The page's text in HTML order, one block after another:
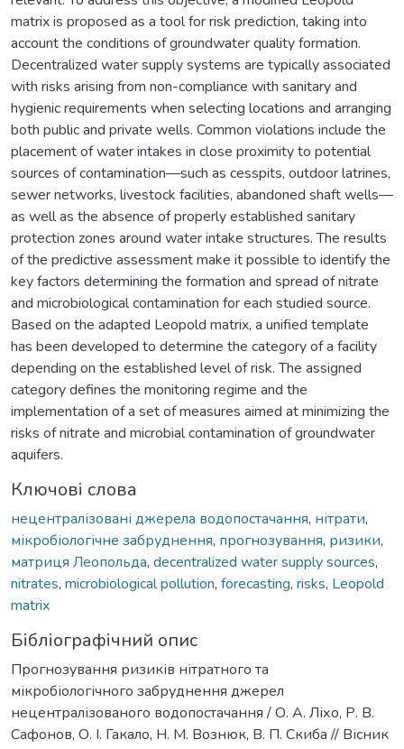
matrix is proposed as a tool for risk prediction, taking into
account the conditions of groundwater quality formation.
Decentralized water supply systems are typically associated
with risks arising from non-compliance with sanitary and
hygienic requirements when selecting locations and arranging
both public and private wells. Common violations include the
placement of water intakes in close proximity to potential
sources of contamination—such as cesspits, outdoor latrines,
sewer networks, livestock facilities, abandoned shaft wells—
as well as the absence of properly established sanitary
protection zones around water intake structures. The results
of the predictive assessment make it possible to identify the
key factors determining the formation and spread of nitrate
and microbiological contamination for each studied source.
Based on the adapted Leopold matrix, a unified template
has been developed to determine the category of a facility
depending on the established level of risk. The assigned
category defines the monitoring regime and the
implementation of a set of measures aimed at minimizing the
risks of nitrate and microbial contamination of groundwater
aquifers.
Ключові слова
нецентралізовані джерела водопостачання, нітрати,
мікробіологічне забруднення, прогнозування, ризики,
матриця Леопольда, decentralized water supply sources,
nitrates, microbiological pollution, forecasting, risks, Leopold
matrix
Бібліографічний опис
Прогнозування ризиків нітратного та
мікробіологічного забруднення джерел
нецентралізованого водопостачання / О. А. Ліхо, Р. В.
Сафонов, О. І. Гакало, Н. М. Вознюк, В. П. Скиба // Вісник